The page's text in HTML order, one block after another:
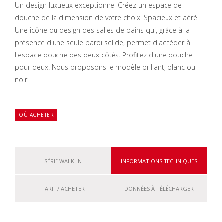
Un design luxueux exceptionnel Créez un espace de
douche de la dimension de votre choix. Spacieux et aéré.
Une icône du design des salles de bains qui, grâce à la
présence d'une seule paroi solide, permet d'accéder à
l'espace douche des deux côtés. Profitez d'une douche
pour deux. Nous proposons le modèle brillant, blanc ou
noir.
OÙ ACHETER
SÉRIE WALK-IN INFORMATIONS TECHNIQUES
TARIF / ACHETER DONNÉES À TÉLÉCHARGER